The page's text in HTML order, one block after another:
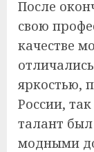
После
свою
качестве
яркостью,
России,
талант
модными